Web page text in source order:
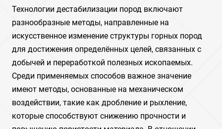
Технологии дестабилизации пород включают
разнообразные методы, направленные на
искусственное изменение структуры горных пород
для достижения определённых целей, связанных с
добычей и переработкой полезных ископаемых.
Среди применяемых способов важное значение
имеют методы, основанные на механическом
воздействии, такие как дробление и рыхление,
которые способствуют снижению прочности и